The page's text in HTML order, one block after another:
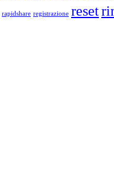
rapidshare registrazione reset